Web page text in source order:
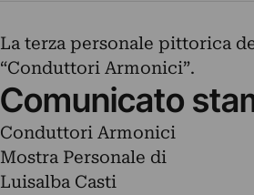
La terza personale pittorica
“Conduttori Armonici”.
Comunicato
Conduttori Armonici
Mostra Personale di
Luisalba Casti